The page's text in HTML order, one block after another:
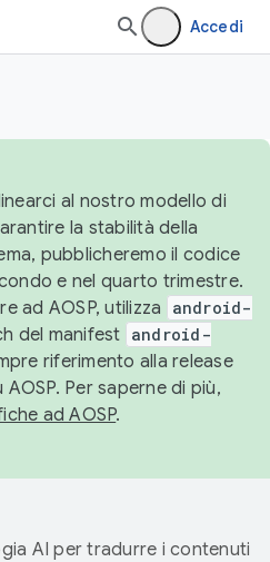
Accedi
al nostro modello di
la stabilità della
pubblicheremo il codice
e nel quarto trimestre.
ad AOSP, utilizza
android-
del manifest android-
riferimento alla release
Per saperne di più,
ad AOSP.
AI per tradurre i contenuti